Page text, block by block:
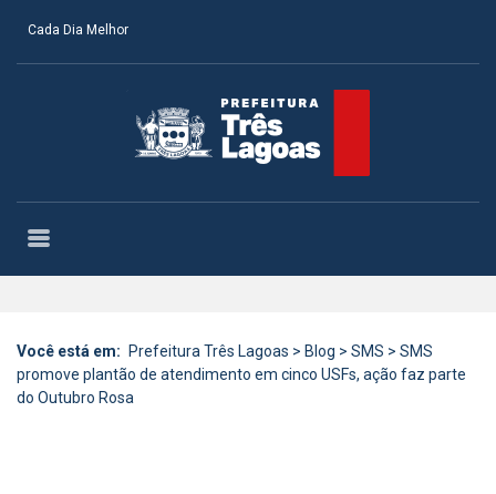
Cada Dia Melhor
Você está em: Prefeitura Três Lagoas > Blog > SMS > SMS
promove plantão de atendimento em cinco USFs, ação faz parte
do Outubro Rosa